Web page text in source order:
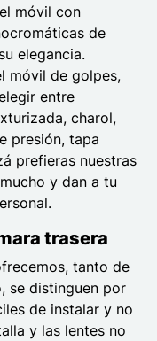
móvil con
de
elegancia.
móvil de golpes,
entre
charol,
presión, tapa
prefieras nuestras
y dan a tu
trasera
tanto de
se distinguen por
de instalar y no
y las lentes no